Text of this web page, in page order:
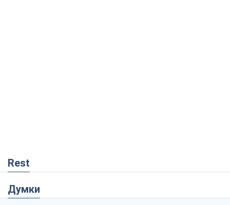
Rest
Думки